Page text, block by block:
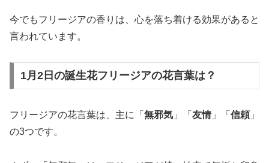
今でもフリージアの香りは、心を落ち着ける効果があると
言われています。
1月2日の誕生花フリージアの花言葉は？
フリージアの花言葉は、主に「 無邪気 」「 友情」「 信頼」
の3つです。